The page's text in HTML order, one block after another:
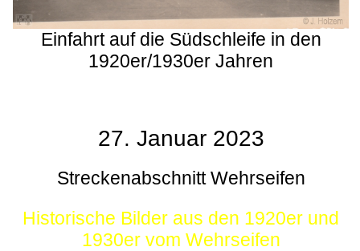
Einfahrt auf die Südschleife in den
1920er/1930er Jahren
27. Januar 2023
Streckenabschnitt Wehrseifen
Historische Bilder aus den 1920er und
1930er vom Wehrseifen